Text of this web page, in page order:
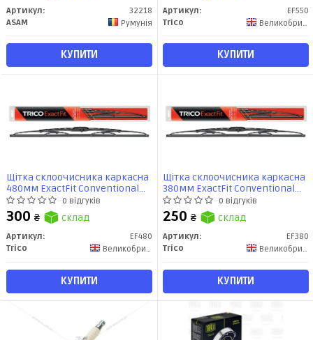
Артикул:
32218
ASAM
Румунія
КУПИТИ
Артикул:
EF550
Trico
Великобритания
КУПИТИ
Щітка склоочисника каркасна
480мм ExactFit Сonventional
(EF480) TRICO0 відгуків
300 ₴ склад
Артикул:
EF480
Trico
Великобритания
КУПИТИ
Щітка склоочисника каркасна
380мм ExactFit Сonventional
(EF380) TRICO0 відгуків
250 ₴ склад
Артикул:
EF380
Trico
Великобритания
КУПИТИ